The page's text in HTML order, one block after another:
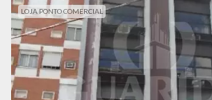
LOJA PONTO COMERCIAL